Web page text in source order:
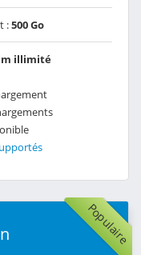
:500 Go
illimité
Populaire